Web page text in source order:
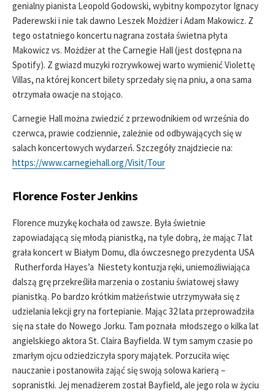
genialny pianista Leopold Godowski, wybitny kompozytor Ignacy
Paderewski i nie tak dawno Leszek Możdżer i Adam Makowicz. Z
tego ostatniego koncertu nagrana została świetna płyta
Makowicz vs. Możdżer at the Carnegie Hall (jest dostępna na
Spotify). Z gwiazd muzyki rozrywkowej warto wymienić Violettę
Villas, na której koncert bilety sprzedały się na pniu, a ona sama
otrzymała owacje na stojąco.
Carnegie Hall można zwiedzić z przewodnikiem od września do
czerwca, prawie codziennie, zależnie od odbywających się w
salach koncertowych wydarzeń. Szczegóły znajdziecie na:
https://www.carnegiehall.org/Visit/Tour
Florence Foster Jenkins
Florence muzykę kochała od zawsze. Była świetnie
zapowiadającą się młodą pianistką, na tyle dobrą, że mając 7 lat
grała koncert w Białym Domu, dla ówczesnego prezydenta USA
Rutherforda Hayes’a Niestety kontuzja ręki, uniemożliwiająca
dalszą grę przekreśliła marzenia o zostaniu światowej sławy
pianistką. Po bardzo krótkim małżeństwie utrzymywała się z
udzielania lekcji gry na fortepianie. Mając 32 lata przeprowadziła
się na stałe do Nowego Jorku. Tam poznała młodszego o kilka lat
angielskiego aktora St. Claira Bayfielda. W tym samym czasie po
zmarłym ojcu odziedziczyła spory majątek. Porzuciła więc
nauczanie i postanowiła zająć się swoją solowa karierą –
sopranistki. Jej menadżerem został Bayfield, ale jego rola w życiu